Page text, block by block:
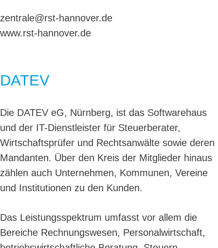
zentrale@rst-hannover.de
www.rst-hannover.de
DATEV
Die DATEV eG, Nürnberg, ist das Softwarehaus
und der IT-Dienstleister für Steuerberater,
Wirtschaftsprüfer und Rechtsanwälte sowie deren
Mandanten. Über den Kreis der Mitglieder hinaus
zählen auch Unternehmen, Kommunen, Vereine
und Institutionen zu den Kunden.
Das Leistungsspektrum umfasst vor allem die
Bereiche Rechnungswesen, Personalwirtschaft,